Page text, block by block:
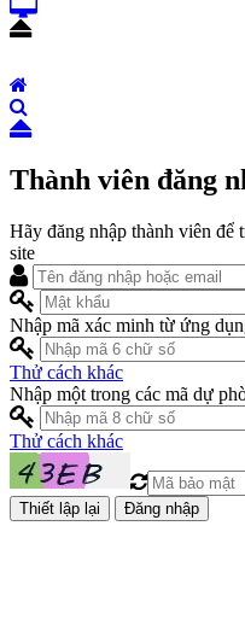
Thành viên đăng
Hãy đăng nhập thành viên để
site
Nhập mã xác minh từ ứng
Thử cách khác
Nhập một trong các mã dự
Thử cách khác
Đăng nhập